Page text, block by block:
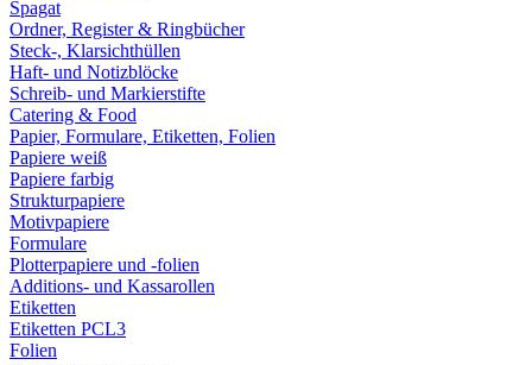
Spagat
Ordner, Register & Ringbücher
Steck-, Klarsichthüllen
Haft- und Notizblöcke
Schreib- und Markierstifte
Catering & Food
Papier, Formulare, Etiketten, Folien
Papiere weiß
Papiere farbig
Strukturpapiere
Motivpapiere
Formulare
Plotterpapiere und -folien
Additions- und Kassarollen
Etiketten
Etiketten PCL3
Folien